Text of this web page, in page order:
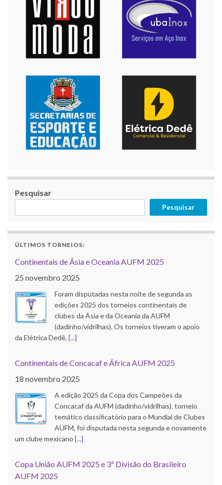
Pesquisar
Pesquisar
ÚLTIMOS TORNEIOS:
Continentais de Ásia e Oceania AUFM 2025
25 novembro 2025
Foram disputadas nesta noite de segunda as
edições 2025 dos torneios continentais de
clubes da Ásia e da Oceania da AUFM
(dadinho/vidrilhas). Os torneios tiveram o apoio
da Elétrica Dedê, [...]
Continentais de Concacaf e África AUFM 2025
18 novembro 2025
A edição 2025 da Copa dos Campeões da
Concacaf da AUFM (dadinho/vidrilhas), torneio
temático classificatório para o Mundial de Clubes
AUFM, foi disputada nesta segunda e novamente
um clube mexicano [...]
Copa União AUFM 2025 e 3ª Divisão do Brasileiro
AUFM 2025